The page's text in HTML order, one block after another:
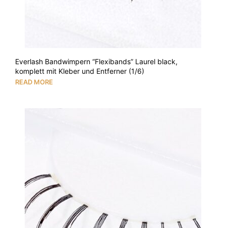
Everlash Bandwimpern “Flexibands” Laurel black,
komplett mit Kleber und Entferner (1/6)
READ MORE